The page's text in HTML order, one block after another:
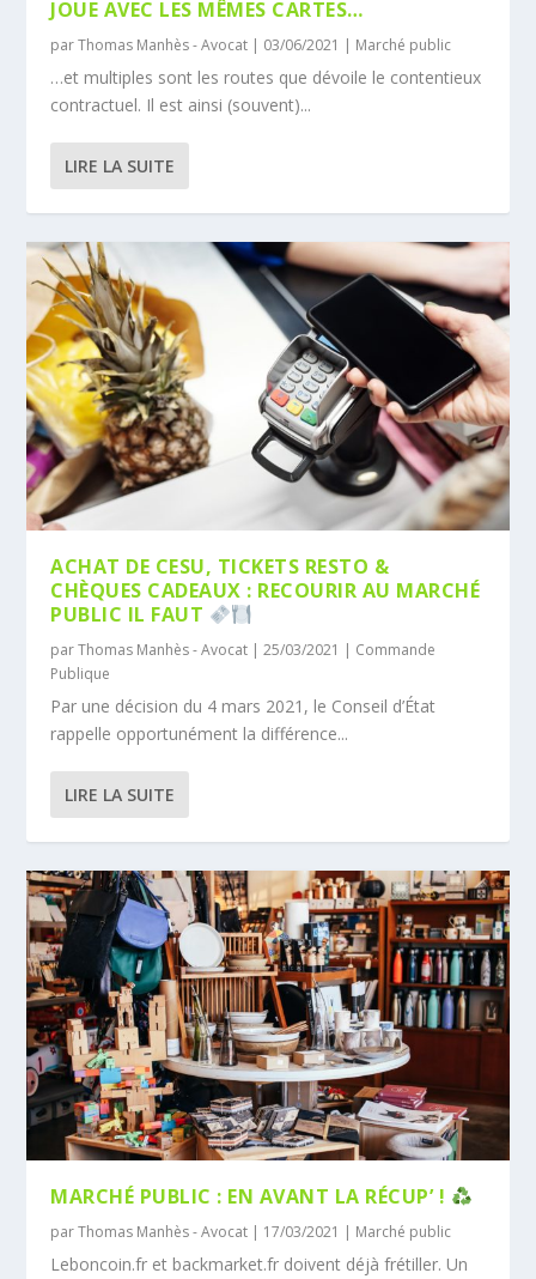
JOUE AVEC LES MÊMES CARTES…
parThomas Manhès - Avocat | 03/06/2021 | Marché public
…et multiples sont les routes que dévoile le contentieux
contractuel. Il est ainsi (souvent)...
LIRE LA SUITE
ACHAT DE CESU, TICKETS RESTO &
CHÈQUES CADEAUX : RECOURIR AU MARCHÉ
PUBLIC IL FAUT
parThomas Manhès - Avocat |25/03/2021 | Commande
Publique
Par une décision du 4 mars 2021, le Conseil d’État
rappelle opportunément la différence...
LIRE LA SUITE
MARCHÉ PUBLIC : EN AVANT LA RÉCUP’ !
parThomas Manhès - Avocat | 17/03/2021 | Marché public
Leboncoin.fr et backmarket.fr doivent déjà frétiller. Un